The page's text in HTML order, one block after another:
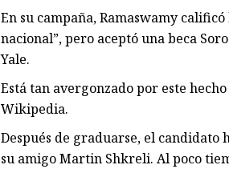
En su campaña, Ramaswamy
nacional”, pero aceptó una beca
Yale.
Está tan avergonzado por este
Wikipedia.
Después de graduarse, el
su amigo Martin Shkreli. Al poco